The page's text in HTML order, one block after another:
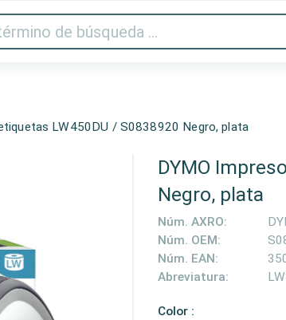
Impresora y escáner
LW450DU / S0838920 Negro, plata
DYMO
Negro, plata
Núm. AXRO:
Núm. OEM:
Núm. EAN:
Abreviatura:
Color :